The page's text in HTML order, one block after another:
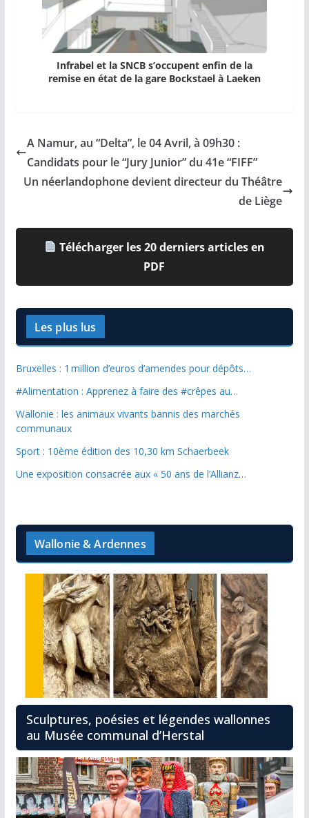
Infrabel et la SNCB s’occupent enfin de la
remise en état de la gare Bockstael à Laeken
A Namur, au “Delta”, le 04 Avril, à 09h30 :
Candidats pour le “Jury Junior” du 41e “FIFF”
Un néerlandophone devient directeur du Théâtre
de Liège
Télécharger les 20 derniers articles en
PDF
Les plus lus
Bruxelles : 1 million d’euros d’amendes pour dépôts…
#Alimentation : Apprenez à faire des #crêpes au…
Wallonie : les animaux vivants bannis des marchés
communaux
Sport : 10ème édition des 10,30 km Schaerbeek
Une exposition consacrée aux « 50 ans de l’Allianz…
Wallonie & Ardennes
Sculptures, poésies et légendes wallonnes
au Musée communal d’Herstal